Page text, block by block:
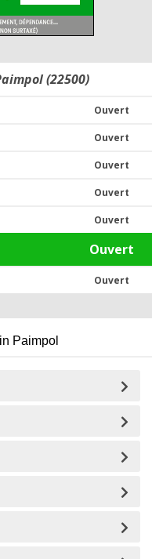
(22500)
Ouvert
Ouvert
Ouvert
Ouvert
Ouvert
Ouvert
Ouvert
Paimpol